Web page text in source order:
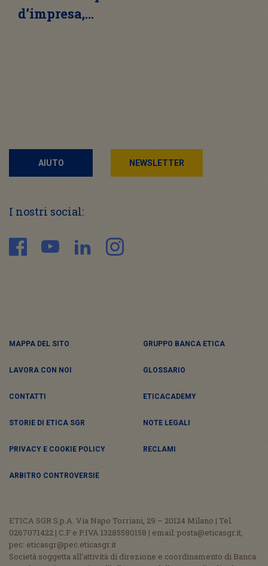
d’impresa,…
AIUTO NEWSLETTER
I nostri social:
MAPPA DEL SITO GRUPPO BANCA ETICA
LAVORA CON NOI GLOSSARIO
CONTATTI ETICACADEMY
STORIE DI ETICA SGR NOTE LEGALI
PRIVACY E COOKIE POLICY RECLAMI
ARBITRO CONTROVERSIE
ETICA SGR S.p.A. Via Napo Torriani, 29 – 20124 Milano | Tel.
0267071422 | C.F e P.IVA 13285580158 | email: posta@eticasgr.it,
pec: eticasgr@pec.eticasgr.it
Società soggetta all’attività di direzione e coordinamento di Banca